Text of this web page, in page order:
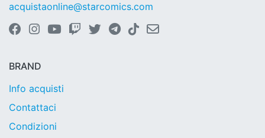
acquistaonline@starcomics.com
BRAND
Info acquisti
Contattaci
Condizioni